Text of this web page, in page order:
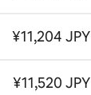
¥11,204 JPY
¥11,520 JPY